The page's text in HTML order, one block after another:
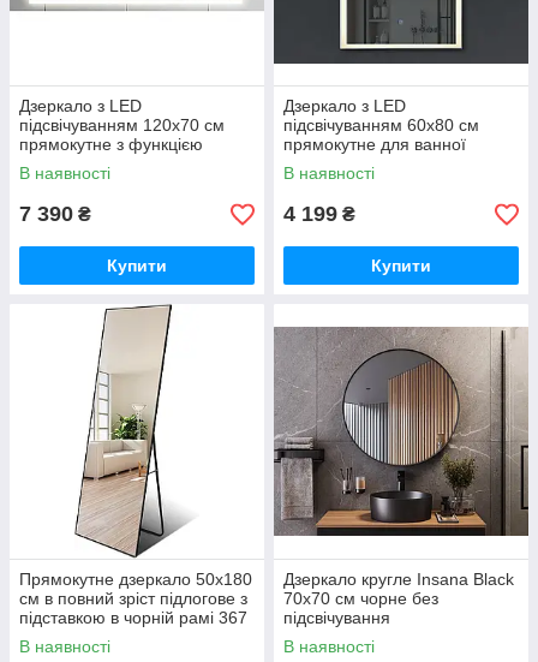
Дзеркало з LED
підсвічуванням 120х70 см
прямокутне з функцією
температура час для ванної
кімнати 176
В наявності
7 390 ₴
Купити
Дзеркало з LED
підсвічуванням 60х80 см
прямокутне для ванної
кімнати 321
В наявності
4 199 ₴
Купити
Прямокутне дзеркало 50х180
см в повний зріст підлогове з
підставкою в чорній рамі 367
В наявності
Дзеркало кругле Insana Black
70х70 см чорне без
підсвічування
В наявності